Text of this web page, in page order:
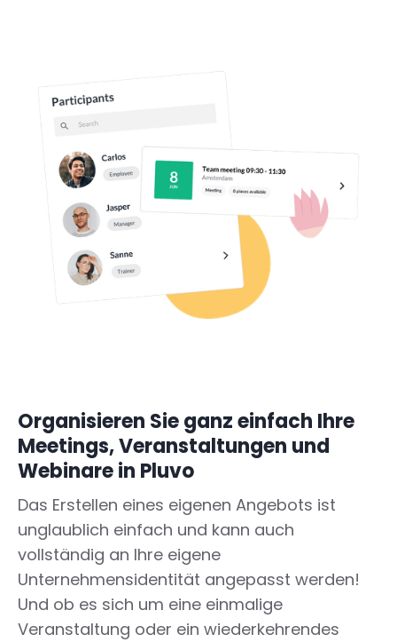
Organisieren Sie ganz einfach Ihre
Meetings, Veranstaltungen und
Webinare in Pluvo
Das Erstellen eines eigenen Angebots ist
unglaublich einfach und kann auch
vollständig an Ihre eigene
Unternehmensidentität angepasst werden!
Und ob es sich um eine einmalige
Veranstaltung oder ein wiederkehrendes